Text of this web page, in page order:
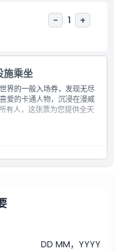
- 1 +
施乘坐
界的一般入场券，发现无尽
爱的卡通人物，沉浸在漫威
有人，这张票为您提供全天
大道四个区域内的无限次
DD MM，YYYY